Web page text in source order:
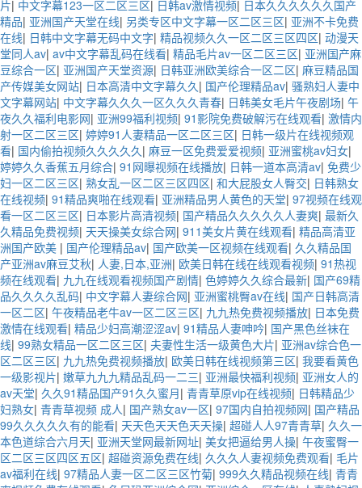
片| 中文字幕123一区二区三区| 日韩av激情视频| 日本久久久久久久国产
精品| 亚洲国产天堂在线| 另类专区中文字幕一区二区三区| 亚洲不卡免费
在线| 日韩中文字幕无码中文字| 精品视频久久一区二区三区四区| 动漫天
堂同人av| av中文字幕乱码在线看| 精品毛片av一区二区三区| 亚洲国产麻
豆综合一区| 亚洲国产天堂资源| 日韩亚洲欧美综合一区二区| 麻豆精品国
产传媒美女网站| 日本高清中文字幕久久| 国产伦理精品av| 骚熟妇人妻中
文字幕网站| 中文字幕久久久一区久久久青春| 日韩美女毛片午夜剧场| 午
夜久久福利电影网| 亚洲99福利视频| 91影院免费破解污在线观看| 激情内
射一区二区三区| 婷婷91人妻精品一区二区三区| 日韩一级片在线视频观
看| 国内偷拍视频久久久久久| 麻豆一区免费爱爱视频| 亚洲蜜桃av妇女|
婷婷久久香蕉五月综合| 91网曝视频在线播放| 日韩一道本高清av| 免费少
妇一区二区三区| 熟女乱一区二区三区四区| 和大屁股女人臀交| 日韩熟女
在线视频| 91精品爽啪在线观看| 亚洲精品男人黄色的天堂| 97视频在线观
看一区二区三区| 日本影片高清视频| 国产精品久久久久久人妻爽| 最新久
久精品免费视频| 天天操美女综合网| 911美女片黄在线观看| 精品高清亚
洲国产欧美 | 国产伦理精品av| 国产欧美一区视频在线观看| 久久精品国
产亚洲av麻豆艾秋| 人妻,日本,亚洲| 欧美日韩在线在线观看视频| 91热视
频在线观看| 九九在线观看视频国产剧情| 色婷婷久久综合最新| 国产69精
品久久久久乱码| 中文字幕人妻综合网| 亚洲蜜桃臀av在线| 国产日韩高清
一区二区| 午夜精品老牛av一区二区三区| 九九热免费视频播放| 日本免费
激情在线观看| 精品少妇高潮涩涩av| 91精品人妻呻吟| 国产黑色丝袜在
线| 99熟女精品一区二区三区| 夫妻性生活一级黄色大片| 亚洲av综合色一
区二区三区| 九九热免费视频播放| 欧美日韩在线视频第三区| 我要看黄色
一级影视片| 嫩草九九九精品乱码一二三| 亚洲最快福利视频| 亚洲女人的
av天堂| 久久91精品国产91久久蜜月| 青青草原vip在线视频| 日韩精品少
妇熟女| 青青草视频 成人| 国产熟女av一区| 97国内自拍视频网| 国产精品
99久久久久久有的能看| 天天色天天色天天操| 超碰人人97青青草| 久久一
本色道综合六月天| 亚洲天堂网最新网址| 美女把逼给男人操| 午夜蜜臀一
区二区三区四区五区| 超碰资源免费在线| 久久久人妻视频免费观看| 毛片
av福利在线| 97精品人妻一区二区三区竹菊| 999久久精品视频在线| 青青